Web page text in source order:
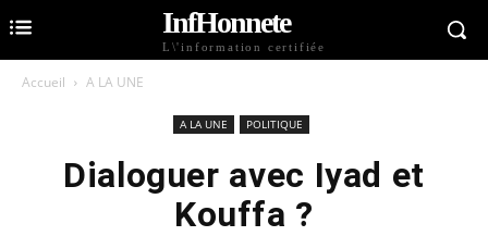
InfHonnete
L\'information certifiée
Accueil A LA UNE
A LA UNE POLITIQUE
Dialoguer avec Iyad et
Kouffa ?